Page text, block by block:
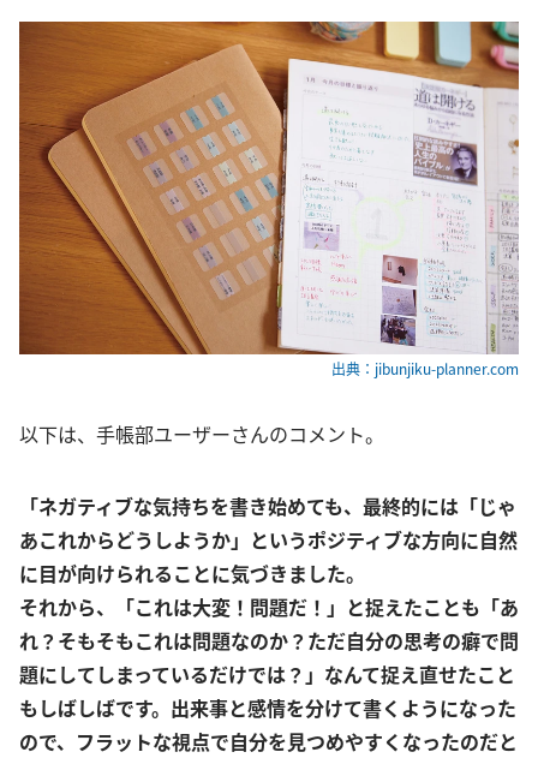
出典：jibunjiku-planner.com
以下は、手帳部ユーザーさんのコメント。
「ネガティブな気持ちを書き始めても、最終的には「じゃ
あこれからどうしようか」というポジティブな方向に自然
に目が向けられることに気づきました。
それから、「これは大変！問題だ！」と捉えたことも「あ
れ？そもそもこれは問題なのか？ただ自分の思考の癖で問
題にしてしまっているだけでは？」なんて捉え直せたこと
もしばしばです。出来事と感情を分けて書くようになった
ので、フラットな視点で自分を見つめやすくなったのだと